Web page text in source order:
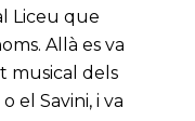
Liceu que
Allà es va
musical dels
el Savini, i va